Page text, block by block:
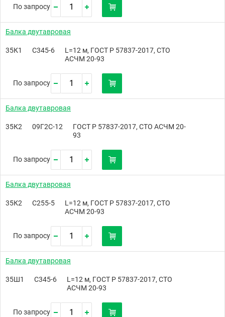
По запросу
Балка двутавровая
35К1 С345-6
L=12 м, ГОСТ Р 57837-2017, СТО
АСЧМ 20-93
По запросу
Балка двутавровая
35К2 09Г2С-12
ГОСТ Р 57837-2017, СТО АСЧМ 20-
93
По запросу
Балка двутавровая
35К2 С255-5
L=12 м, ГОСТ Р 57837-2017, СТО
АСЧМ 20-93
По запросу
Балка двутавровая
35Ш1 С345-6
L=12 м, ГОСТ Р 57837-2017, СТО
АСЧМ 20-93
По запросу